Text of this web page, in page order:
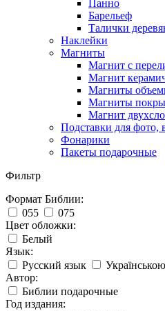
Панно
Барельеф
Талички
Наклейки
Магниты
Магнит с
Магнит
Магниты
Магниты
Магнит
Подставки для фото,
Фонарики
Пакеты подарочные
Фильтр
Формат Библии:
055
075
Цвет обложки:
Белый
Язык:
Русский язык
Українською
Автор:
Библии подарочные
Год издания: